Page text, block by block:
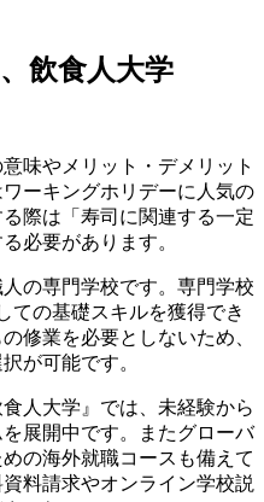
飲食人大学
味やメリット・デメリット
ーキングホリデーに人気の
際は「寿司に関連する一定
必要があります。
の専門学校です。専門学校
ての基礎スキルを獲得でき
修業を必要としないため、
が可能です。
人大学』では、未経験から
展開中です。またグローバ
の海外就職コースも備えて
料請求やオンライン学校説